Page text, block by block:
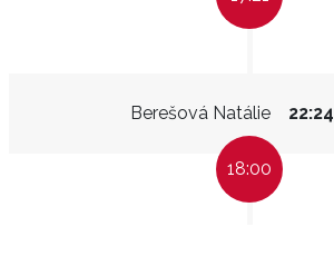
Berešová Natálie 22:24
18:00